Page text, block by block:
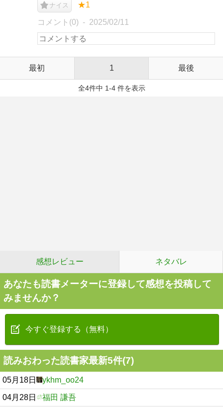
ナイス ★1
コメント(0) 2025/02/11
最初 1 最後
全4件中 1-4 件を表示
感想レビュー ネタバレ
あなたも読書メーターに登録して感想を投稿して
みませんか？
今すぐ登録する（無料）
読みおわった読書家最新5件(7)
05月18日 ykhm_oo24
04月28日 福田 謙吾